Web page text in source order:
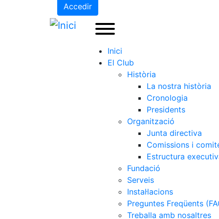
Accedir
Inici
El Club
Història
La nostra història
Cronologia
Presidents
Organització
Junta directiva
Comissions i
Estructura
Fundació
Serveis
Instal·lacions
Preguntes Freqüents
Treballa amb nosaltres